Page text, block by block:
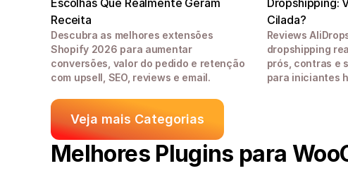
Receita
Descubra as melhores extensões
Shopify 2026 para aumentar
conversões, valor do pedido e retenção
com upsell, SEO, reviews e email.
Cilada?
Reviews
dropshipping
prós, contras e
para iniciantes
Veja mais Categorias
Melhores Plugins para